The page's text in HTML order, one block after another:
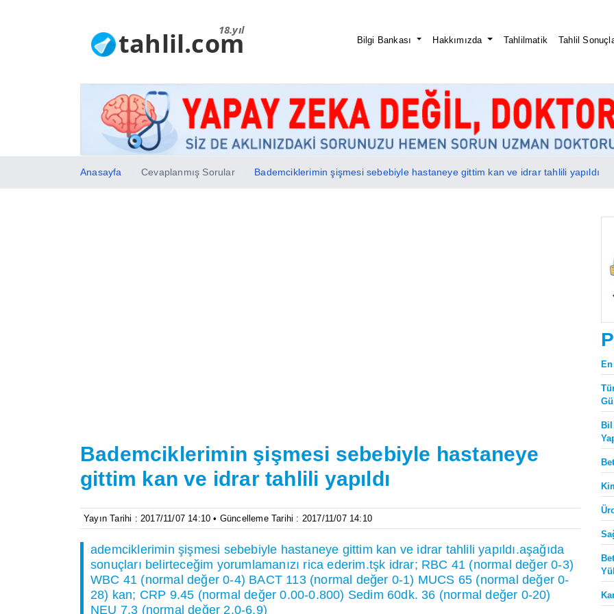
18.yıl
tahlil.com Bilgi Bankası Hakkımızda Tahlilmatik Tahlil
Anasayfa Cevaplanmış Sorular Bademciklerimin şişmesi sebebiyle hastaneye gittim kan ve idrar tahlili yapıldı
Bademciklerimin şişmesi sebebiyle hastaneye
gittim kan ve idrar tahlili yapıldı
Yayın Tarihi : 2017/11/07 14:10 • Güncelleme Tarihi : 2017/11/07 14:10
ademciklerimin şişmesi sebebiyle hastaneye gittim kan ve idrar tahlili yapıldı.aşağıda
sonuçları belirteceğim yorumlamanızı rica ederim.tşk idrar; RBC 41 (normal değer 0-3)
WBC 41 (normal değer 0-4) BACT 113 (normal değer 0-1) MUCS 65 (normal değer 0-
28) kan; CRP 9.45 (normal değer 0.00-0.800) Sedim 60dk. 36 (normal değer 0-20)
NEU 7.3 (normal değer 2.0-6.9)